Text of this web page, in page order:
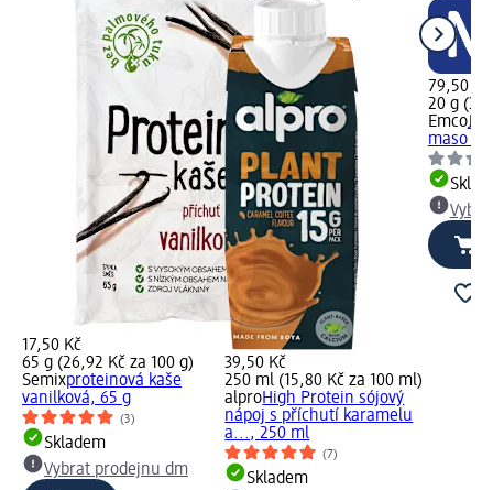
17,50 Kč
65 g (26,92 Kč za 100 g)
Semixproteinová kaše
vanilková, 65 g
(3)
Skladem
Vybrat prodejnu dm
39,50 Kč
250 ml (15,80 Kč za 100 ml)
alproHigh Protein sójový
nápoj s příchutí karamelu
a..., 250 ml
(7)
Skladem
79,50 Kč
20 g
Emco
maso